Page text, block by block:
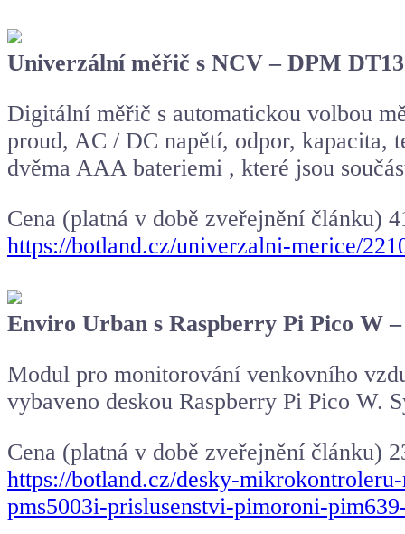
Univerzální měřič s NCV – DPM
Digitální měřič s automatickou volbou
proud, AC / DC napětí, odpor, kapacita,
dvěma AAA bateriemi , které jsou
Cena (platná v době zveřejnění článku)
https://botland.cz/univerzalni-merice/
Enviro Urban s Raspberry Pi Pico W
Modul pro monitorování venkovního
vybaveno deskou Raspberry Pi Pico W.
Cena (platná v době zveřejnění článku)
https://botland.cz/desky-
pms5003i-prislusenstvi-pimoroni-